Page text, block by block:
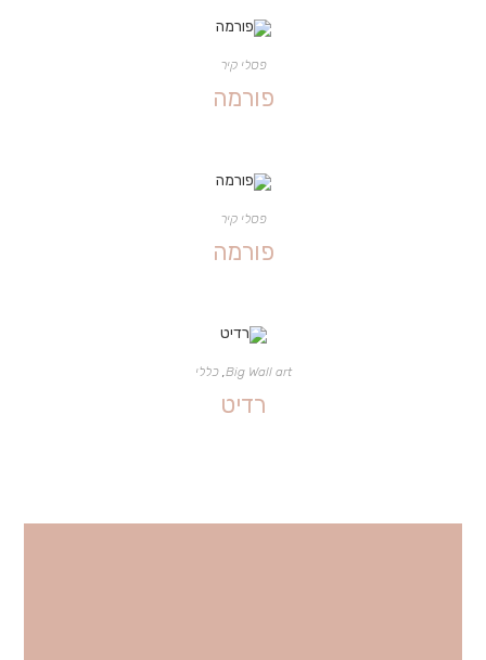
פסלי קיר
פורמה
פסלי קיר
פורמה
Big Wall art
,כללי
רדיט